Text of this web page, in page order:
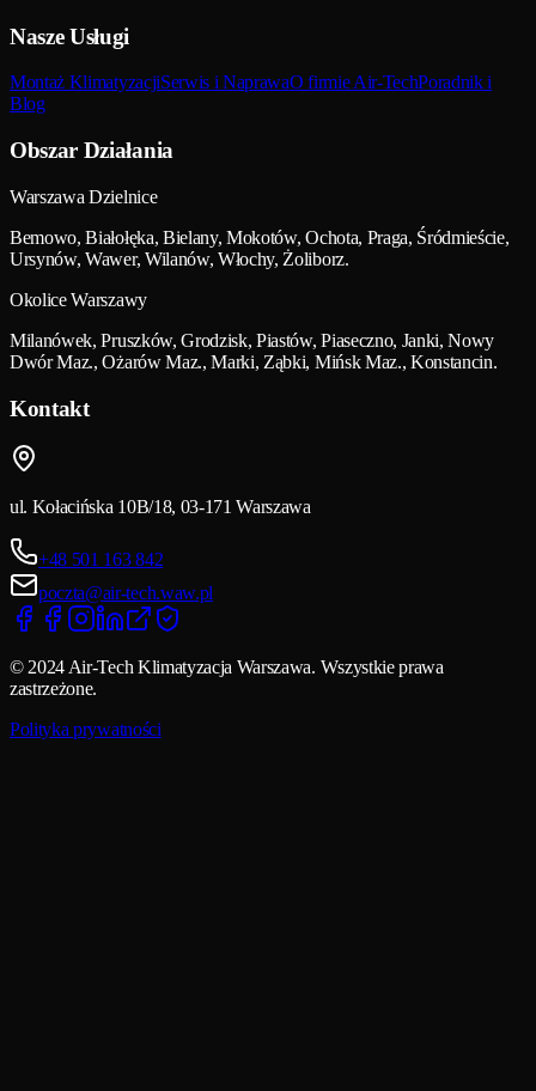
Nasze Usługi
Montaż KlimatyzacjiSerwis i NaprawaO firmie Air-TechPoradnik i
Blog
Obszar Działania
Warszawa Dzielnice
Bemowo, Białołęka, Bielany, Mokotów, Ochota, Praga, Śródmieście,
Ursynów, Wawer, Wilanów, Włochy, Żoliborz.
Okolice Warszawy
Milanówek, Pruszków, Grodzisk, Piastów, Piaseczno, Janki, Nowy
Dwór Maz., Ożarów Maz., Marki, Ząbki, Mińsk Maz., Konstancin.
Kontakt
ul. Kołacińska 10B/18, 03-171 Warszawa
+48 501 163 842
poczta@air-tech.waw.pl
© 2024 Air-Tech Klimatyzacja Warszawa. Wszystkie prawa
zastrzeżone.
Polityka prywatności